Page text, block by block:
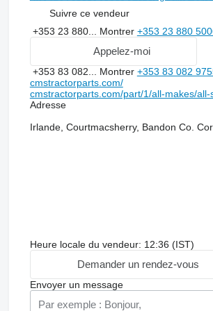
Suivre ce vendeur
+353 23 880... Montrer +353 23 880
Appelez-moi
+353 83 082... Montrer +353 83 082
cmstractorparts.com/
cmstractorparts.com/part/1/all-makes/
Adresse
Irlande, Courtmacsherry, Bandon Co.
Heure locale du vendeur: 12:36 (IST)
Demander un rendez-vous
Envoyer un message